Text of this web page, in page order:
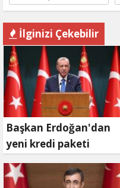
İlginizi Çekebilir
Başkan Erdoğan'dan
yeni kredi paketi
müjdesi: 6 ay geri
ödemesiz, 36 ay vadeli